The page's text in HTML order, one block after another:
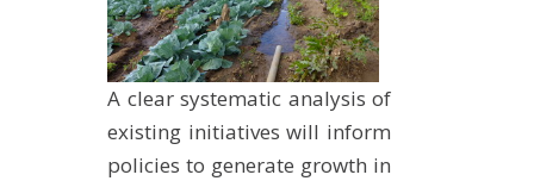
A clear systematic analysis of
existing initiatives will inform
policies to generate growth in